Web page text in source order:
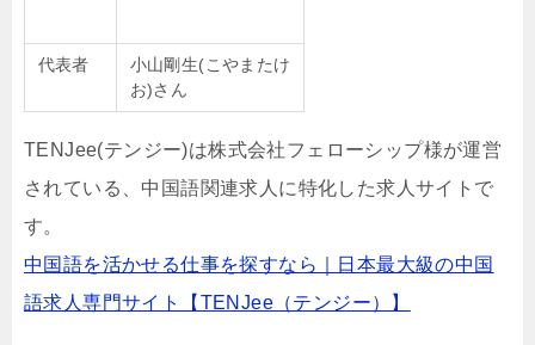
代表者
小山剛生(こやまたけ
お)さん
TENJee(テンジー)は株式会社フェローシップ様が運営
されている、中国語関連求人に特化した求人サイトで
す。
中国語を活かせる仕事を探すなら｜日本最大級の中国
語求人専門サイト【TENJee（テンジー）】